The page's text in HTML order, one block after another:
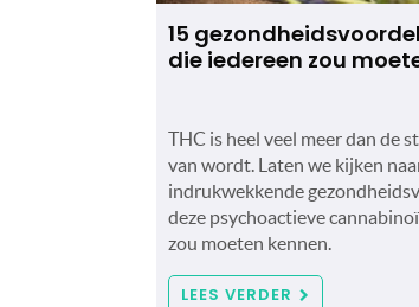
15
die iedereen zou
THC is heel veel meer dan de
van wordt. Laten we kijken
indrukwekkende
deze psychoactieve
zou moeten kennen.
LEES VERDER